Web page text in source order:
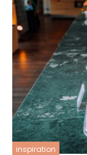
inspiration